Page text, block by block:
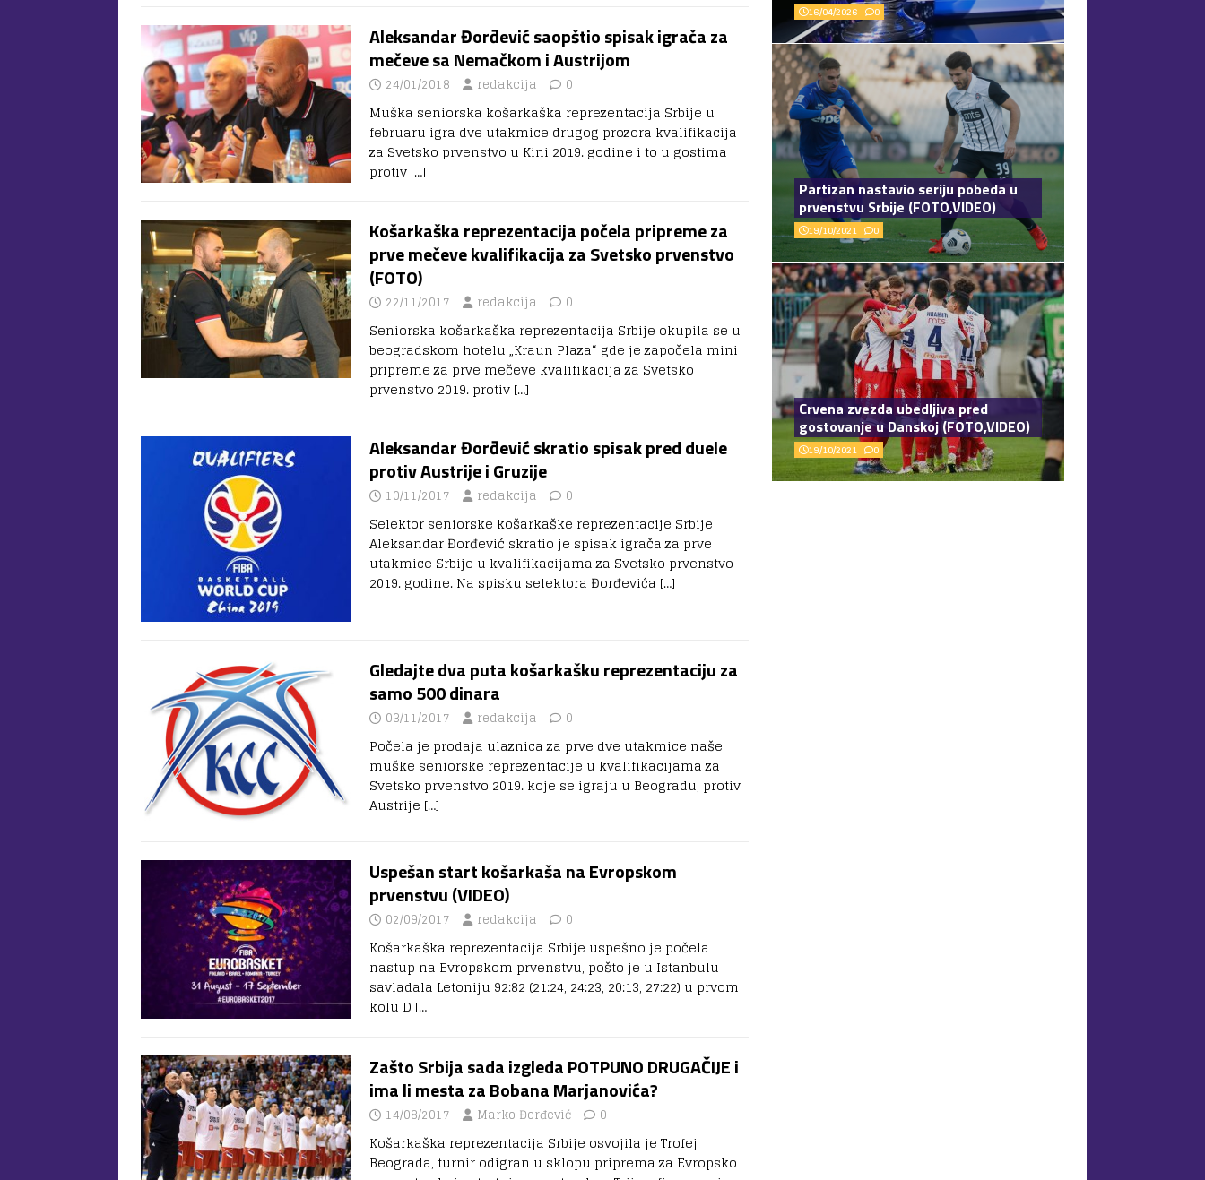
Aleksandar Đorđević saopštio spisak igrača za
mečeve sa Nemačkom i Austrijom
24/01/2018 redakcija 0
Muška seniorska košarkaška reprezentacija Srbije u
februaru igra dve utakmice drugog prozora kvalifikacija
za Svetsko prvenstvo u Kini 2019. godine i to u gostima
protiv […]
Košarkaška reprezentacija počela pripreme za
prve mečeve kvalifikacija za Svetsko prvenstvo
(FOTO)
22/11/2017 redakcija 0
Seniorska košarkaška reprezentacija Srbije okupila se u
beogradskom hotelu „Kraun Plaza“ gde je započela mini
pripreme za prve mečeve kvalifikacija za Svetsko
prvenstvo 2019. protiv […]
Aleksandar Đorđević skratio spisak pred duele
protiv Austrije i Gruzije
10/11/2017 redakcija 0
Selektor seniorske košarkaške reprezentacije Srbije
Aleksandar Đorđević skratio je spisak igrača za prve
utakmice Srbije u kvalifikacijama za Svetsko prvenstvo
2019. godine. Na spisku selektora Đorđevića […]
Gledajte dva puta košarkašku reprezentaciju za
samo 500 dinara
03/11/2017 redakcija 0
Počela je prodaja ulaznica za prve dve utakmice naše
muške seniorske reprezentacije u kvalifikacijama za
Svetsko prvenstvo 2019. koje se igraju u Beogradu, protiv
Austrije […]
Uspešan start košarkaša na Evropskom
prvenstvu (VIDEO)
02/09/2017 redakcija 0
Košarkaška reprezentacija Srbije uspešno je počela
nastup na Evropskom prvenstvu, pošto je u Istanbulu
savladala Letoniju 92:82 (21:24, 24:23, 20:13, 27:22) u prvom
kolu D […]
Zašto Srbija sada izgleda POTPUNO DRUGAČIJE i
ima li mesta za Bobana Marjanovića?
14/08/2017 Marko Đorđević 0
Košarkaška reprezentacija Srbije osvojila je Trofej
Beograda, turnir odigran u sklopu priprema za Evropsko
16/04/2026 0
Partizan nastavio seriju pobeda u
prvenstvu Srbije (FOTO,VIDEO)
19/10/2021 0
Crvena zvezda ubedljiva pred
gostovanje u Danskoj (FOTO,VIDEO)
19/10/2021 0